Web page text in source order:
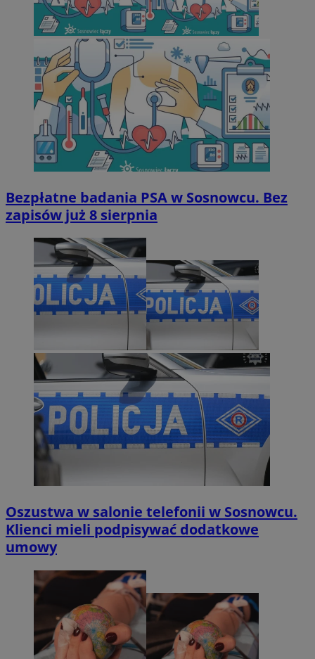
Bezpłatne badania PSA w Sosnowcu. Bez
zapisów już 8 sierpnia
Oszustwa w salonie telefonii w Sosnowcu.
Klienci mieli podpisywać dodatkowe
umowy